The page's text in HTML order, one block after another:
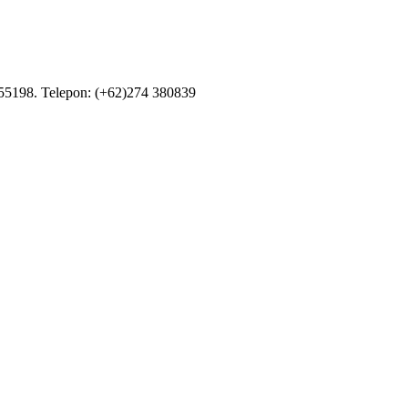
Telepon: (+62)274 380839